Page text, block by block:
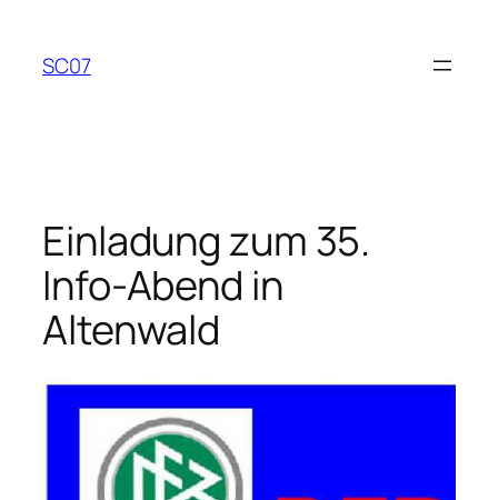
springen
SC07
Einladung zum 35.
Info-Abend in
Altenwald